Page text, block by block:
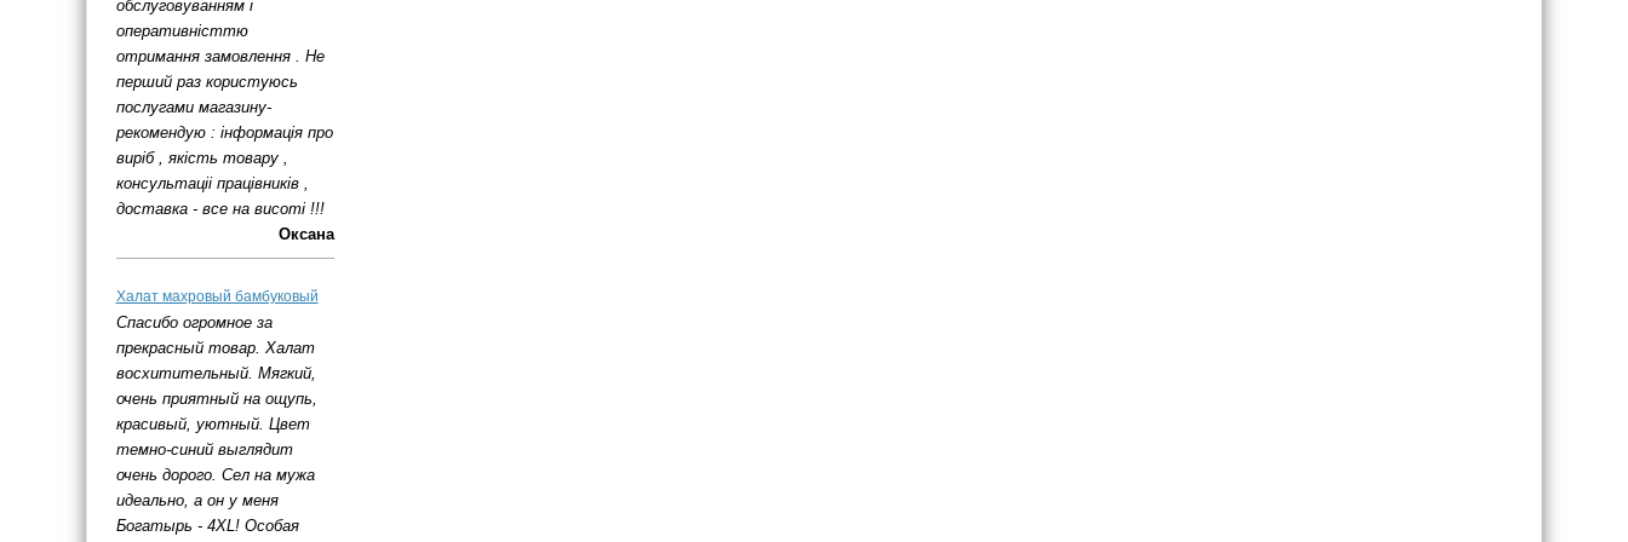
обслуговуванням і
оперативністтю
отримання замовлення . Не
перший раз користуюсь
послугами магазину-
рекомендую : інформація про
виріб , якість товару ,
консультаціі працівників ,
доставка - все на висоті !!!
Оксана
Халат махровый бамбуковый
Спасибо огромное за
прекрасный товар. Халат
восхитительный. Мягкий,
очень приятный на ощупь,
красивый, уютный. Цвет
темно-синий выглядит
очень дорого. Сел на мужа
идеально, а он у меня
Богатырь - 4ХL! Особая